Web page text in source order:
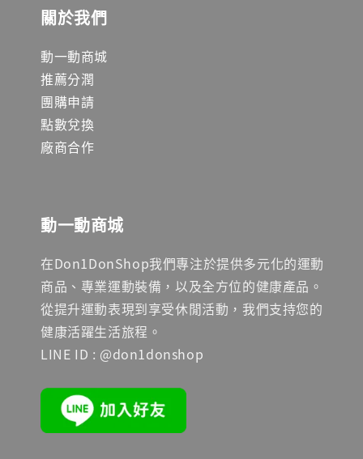
關於我們
動一動商城
推薦分潤
團購申請
點數兌換
廠商合作
動一動商城
在Don1DonShop我們專注於提供多元化的運動
商品、專業運動裝備，以及全方位的健康產品。
從提升運動表現到享受休閒活動，我們支持您的
健康活躍生活旅程。
LINE ID : @don1donshop